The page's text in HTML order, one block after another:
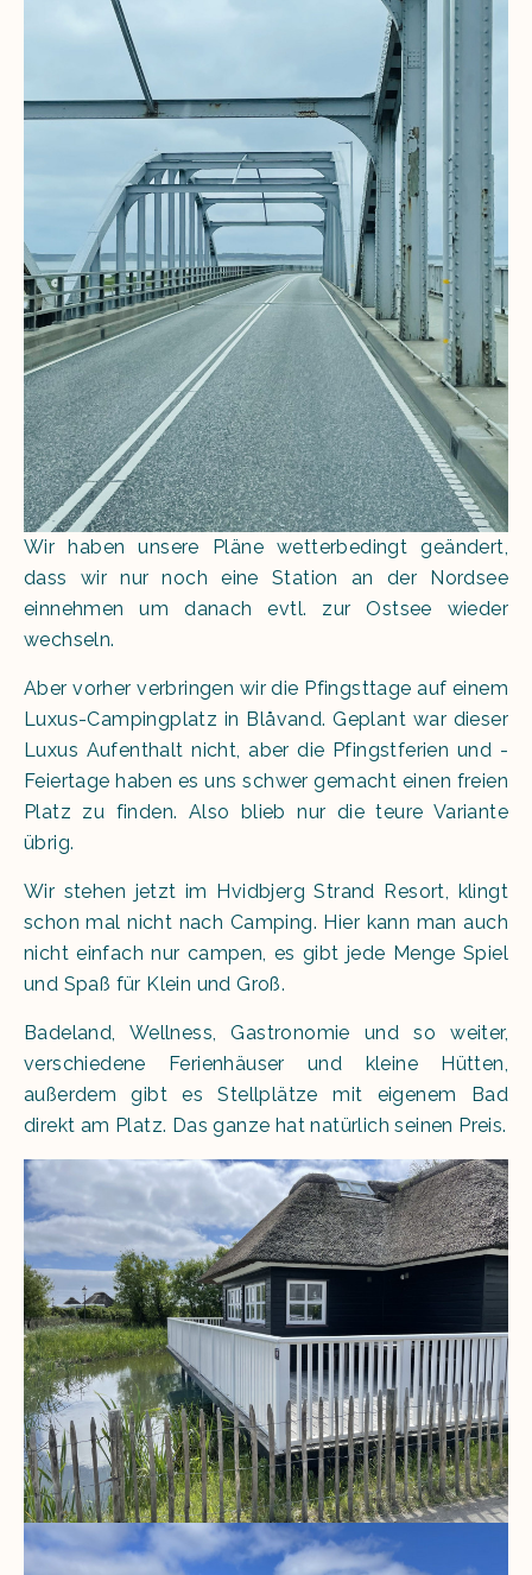
Wir haben unsere Pläne wetterbedingt geändert,
dass wir nur noch eine Station an der Nordsee
einnehmen um danach evtl. zur Ostsee wieder
wechseln.
Aber vorher verbringen wir die Pfingsttage auf einem
Luxus-Campingplatz in Blåvand. Geplant war dieser
Luxus Aufenthalt nicht, aber die Pfingstferien und -
Feiertage haben es uns schwer gemacht einen freien
Platz zu finden. Also blieb nur die teure Variante
übrig.
Wir stehen jetzt im Hvidbjerg Strand Resort, klingt
schon mal nicht nach Camping. Hier kann man auch
nicht einfach nur campen, es gibt jede Menge Spiel
und Spaß für Klein und Groß.
Badeland, Wellness, Gastronomie und so weiter,
verschiedene Ferienhäuser und kleine Hütten,
außerdem gibt es Stellplätze mit eigenem Bad
direkt am Platz. Das ganze hat natürlich seinen Preis.